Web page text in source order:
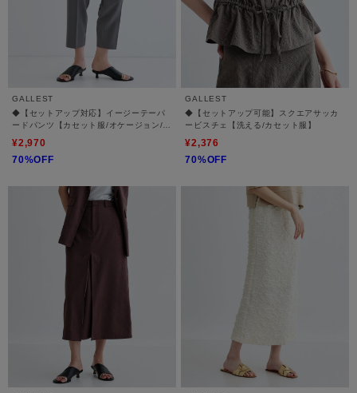
GALLEST
◆【セットアップ対応】イージーテーパ
ードパンツ【カセット服/オケージョン/通
¥2,970
70%OFF
GALLEST
◆【セットアップ可能】スクエアサッカ
ービスチェ【洗える/カセット服】
¥2,376
70%OFF